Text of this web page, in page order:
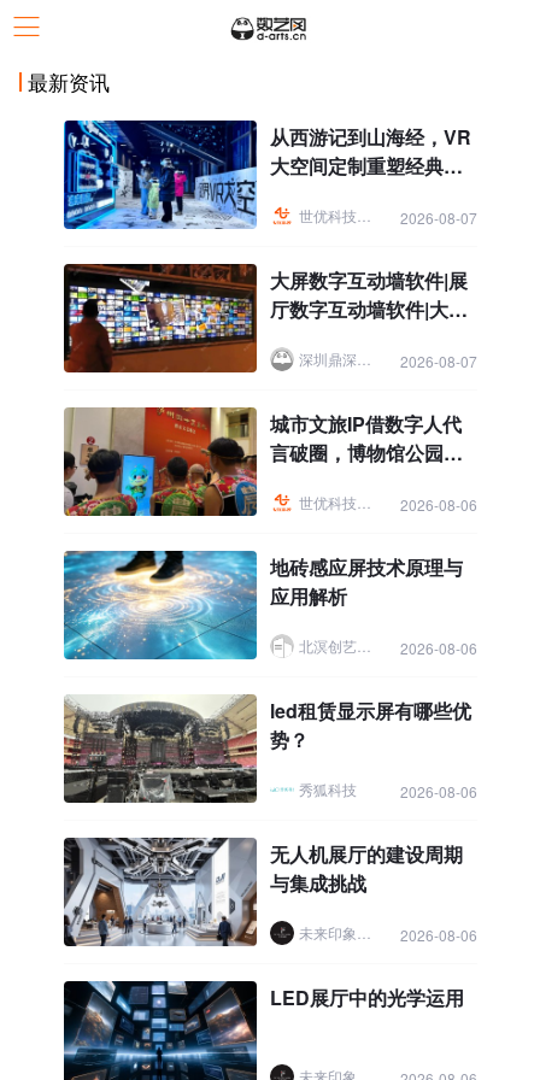
最新资讯
从西游记到山海经，VR
大空间定制重塑经典文
2026-08-07
大屏数字互动墙软件|展
厅数字互动墙软件|大屏
2026-08-07
城市文旅IP借数字人代
言破圈，博物馆公园景
2026-08-06
地砖感应屏技术原理与
应用解析
北溟创艺展示 2026-08-06
led租赁显示屏有哪些优
势？
秀狐科技 2026-08-06
无人机展厅的建设周期
与集成挑战
2026-08-06
LED展厅中的光学运用